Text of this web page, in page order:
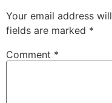
Your email address
fields are marked *
Comment *